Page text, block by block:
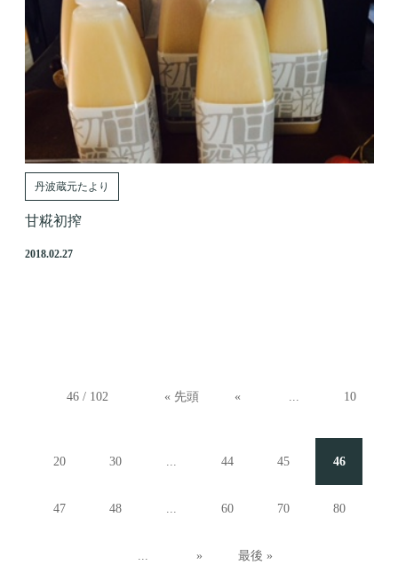
丹波蔵元たより
甘糀初搾
2018.02.27
46 / 102 « 先頭 « 10
20 30 44 45 46
47 48 60 70 80
» 最後 »